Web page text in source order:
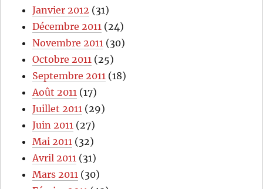
Janvier 2012 (31)
Décembre 2011 (24)
Novembre 2011 (30)
Octobre 2011 (25)
Septembre 2011 (18)
Août 2011 (17)
Juillet 2011 (29)
Juin 2011 (27)
Mai 2011 (32)
Avril 2011 (31)
Mars 2011 (30)